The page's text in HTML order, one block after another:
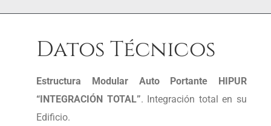
Datos Técnicos
Estructura Modular Auto Portante HIPUR
“INTEGRACIÓN TOTAL”. Integración total en su
Edificio.